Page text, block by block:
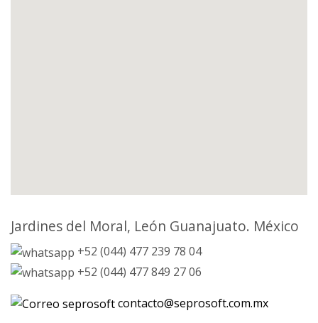
Jardines del Moral, León Guanajuato. México
+52 (044) 477 239 78 04
+52 (044) 477 849 27 06
contacto@seprosoft.com.mx